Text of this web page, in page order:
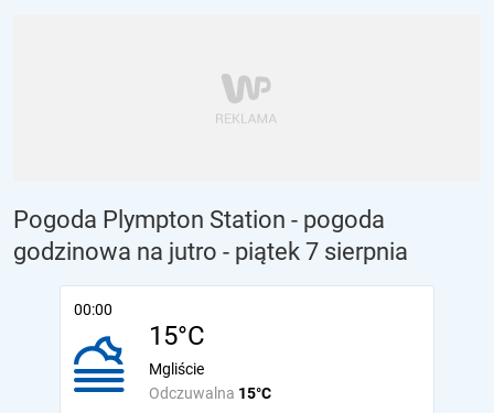
Pogoda Plympton Station - pogoda
godzinowa na jutro - piątek 7 sierpnia
00:00
15°C
Odczuwalna 15°C
Mgliście